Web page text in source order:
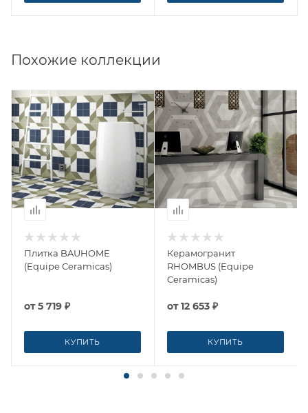
Похожие коллекции
Плитка BAUHOME
(Equipe Ceramicas)
от5 719 ₽
КУПИТЬ
Керамогранит
RHOMBUS (Equipe
Ceramicas)
от12 653 ₽
КУПИТЬ